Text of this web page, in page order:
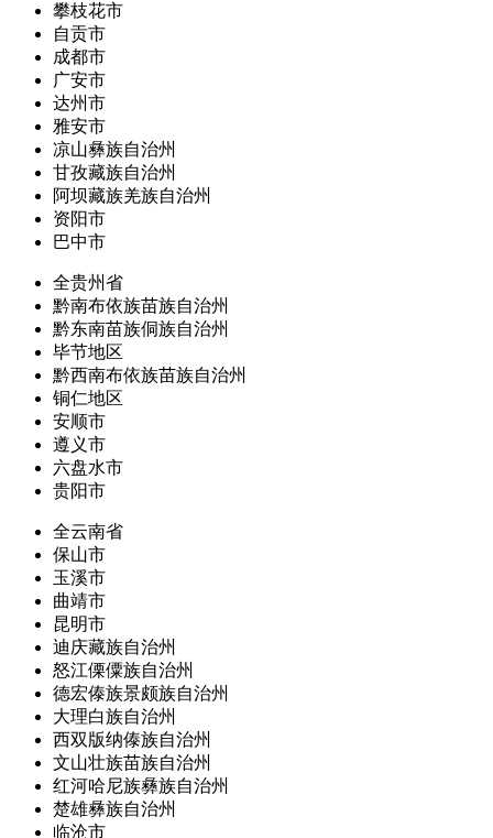
攀枝花市
自贡市
成都市
广安市
达州市
雅安市
凉山彝族自治州
甘孜藏族自治州
阿坝藏族羌族自治州
资阳市
巴中市
全贵州省
黔南布依族苗族自治州
黔东南苗族侗族自治州
毕节地区
黔西南布依族苗族自治州
铜仁地区
安顺市
遵义市
六盘水市
贵阳市
全云南省
保山市
玉溪市
曲靖市
昆明市
迪庆藏族自治州
怒江傈僳族自治州
德宏傣族景颇族自治州
大理白族自治州
西双版纳傣族自治州
文山壮族苗族自治州
红河哈尼族彝族自治州
楚雄彝族自治州
临沧市